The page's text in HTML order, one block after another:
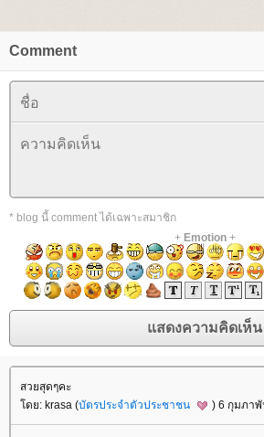
Comment
* blog นี้ comment ได้เฉพาะสมาชิก
+ Emotion+
สวยสุดๆคะ
ดย: krasa (บัตรประจำตัวประชาชน ) 6 กุมภาพั